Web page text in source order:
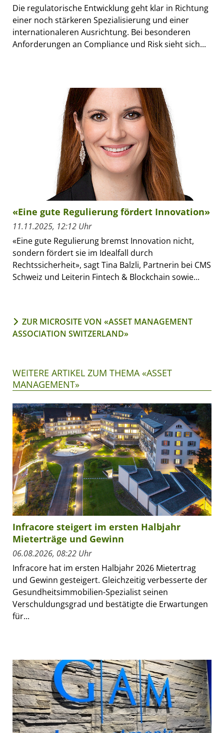
Die regulatorische Entwicklung geht klar in Richtung
einer noch stärkeren Spezialisierung und einer
internationaleren Ausrichtung. Bei besonderen
Anforderungen an Compliance und Risk sieht sich...
«Eine gute Regulierung fördert Innovation»
11.11.2025, 12:12 Uhr
«Eine gute Regulierung bremst Innovation nicht,
sondern fördert sie im Idealfall durch
Rechtssicherheit», sagt Tina Balzli, Partnerin bei CMS
Schweiz und Leiterin Fintech & Blockchain sowie...
ZUR MICROSITE VON «ASSET MANAGEMENT
ASSOCIATION SWITZERLAND»
WEITERE ARTIKEL ZUM THEMA «ASSET
MANAGEMENT»
Infracore steigert im ersten Halbjahr
Mieterträge und Gewinn
06.08.2026, 08:22 Uhr
Infracore hat im ersten Halbjahr 2026 Mietertrag
und Gewinn gesteigert. Gleichzeitig verbesserte der
Gesundheitsimmobilien-Spezialist seinen
Verschuldungsgrad und bestätigte die Erwartungen
für...